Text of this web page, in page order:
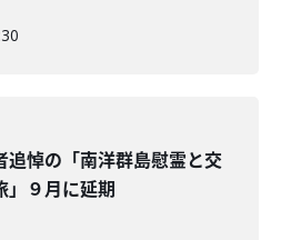
追悼の「南洋群島慰霊と交
」９月に延期